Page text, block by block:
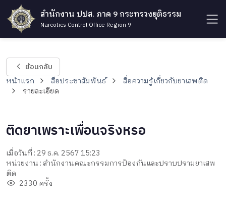
สำนักงาน ปปส. ภาค 9 กระทรวงยุติธรรม
Narcotics Control Office Region 9
ย้อนกลับ
หน้าแรก สื่อประชาสัมพันธ์
สื่อความรู้เกี่ยวกับยาเสพติด
รายละเอียด
ติดยาเพราะเพื่อนจริงหรอ
เมื่อวันที่ : 29 ธ.ค. 2567 15:23
หน่วยงาน : สำนักงานคณะกรรมการป้องกันและปราบปรามยาเสพ
ติด
2330 ครั้ง